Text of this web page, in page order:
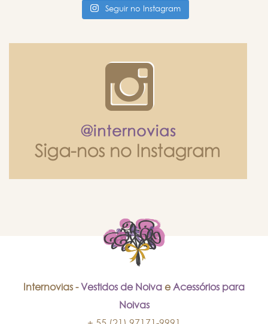
Seguir no Instagram
Internovias -Vestidos de Noiva e Acessórios para
Noivas